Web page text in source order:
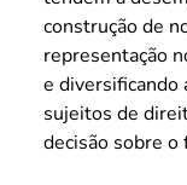
construção de
representação
e diversificando
sujeitos de
decisão sobre